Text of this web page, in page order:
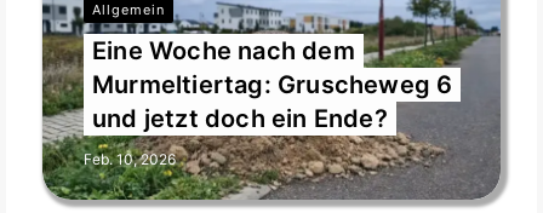
Allgemein
Eine Woche nach dem
Murmeltiertag: Gruscheweg 6
und jetzt doch ein Ende?
Feb. 10, 2026